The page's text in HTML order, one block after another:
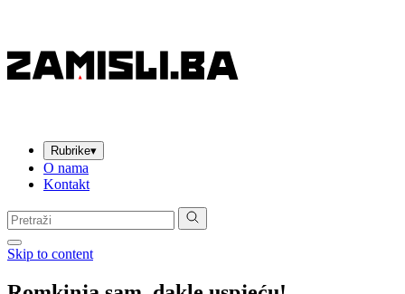
Rubrike▾
O nama
Kontakt
Pretraga:
Skip to content